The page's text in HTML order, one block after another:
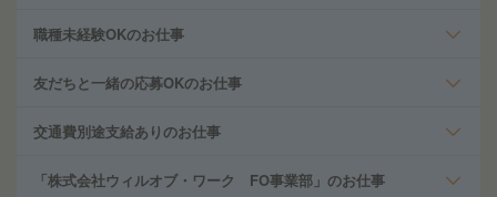
職種未経験OKのお仕事
友だちと一緒の応募OKのお仕事
交通費別途支給ありのお仕事
「株式会社ウィルオブ・ワーク FO事業部」のお仕事